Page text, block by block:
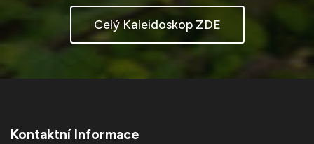
Celý Kaleidoskop ZDE
Kontaktní Informace